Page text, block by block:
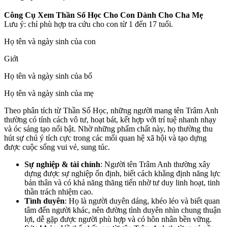
Công Cụ Xem Thần Số Học Cho Con Dành Cho Cha Mẹ
Lưu ý: chỉ phù hợp tra cứu cho con từ 1 đến 17 tuổi.
Họ tên và ngày sinh của con
Giới
Họ tên và ngày sinh của bố
Họ tên và ngày sinh của mẹ
Theo phân tích từ Thần Số Học, những người mang tên Trâm Anh
thường có tính cách vô tư, hoạt bát, kết hợp với trí tuệ nhanh nhạy
và óc sáng tạo nổi bật. Nhờ những phẩm chất này, họ thường thu
hút sự chú ý tích cực trong các mối quan hệ xã hội và tạo dựng
được cuộc sống vui vẻ, sung túc.
Sự nghiệp & tài chính: Người tên Trâm Anh thường xây
dựng được sự nghiệp ổn định, biết cách khẳng định năng lực
bản thân và có khả năng thăng tiến nhờ tư duy linh hoạt, tinh
thần trách nhiệm cao.
Tình duyên: Họ là người duyên dáng, khéo léo và biết quan
tâm đến người khác, nên đường tình duyên nhìn chung thuận
lợi, dễ gặp được người phù hợp và có hôn nhân bền vững.